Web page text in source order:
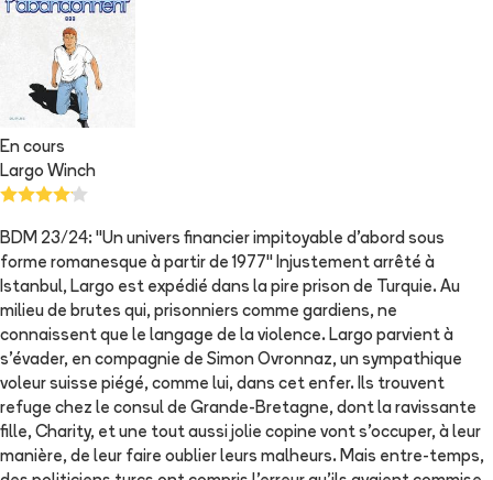
En cours
Largo Winch
BDM 23/24: "Un univers financier impitoyable d'abord sous
forme romanesque à partir de 1977" Injustement arrêté à
Istanbul, Largo est expédié dans la pire prison de Turquie. Au
milieu de brutes qui, prisonniers comme gardiens, ne
connaissent que le langage de la violence. Largo parvient à
s'évader, en compagnie de Simon Ovronnaz, un sympathique
voleur suisse piégé, comme lui, dans cet enfer. Ils trouvent
refuge chez le consul de Grande-Bretagne, dont la ravissante
fille, Charity, et une tout aussi jolie copine vont s'occuper, à leur
manière, de leur faire oublier leurs malheurs. Mais entre-temps,